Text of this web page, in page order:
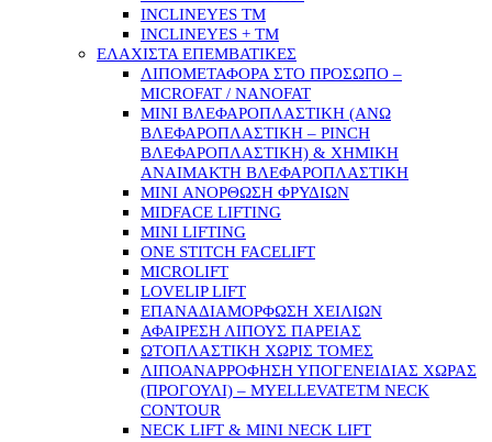
INCLINEYES TM
INCLINEYES + TM
ΕΛΑΧΙΣΤΑ ΕΠΕΜΒΑΤΙΚΕΣ
ΛΙΠΟΜΕΤΑΦΟΡΑ ΣΤΟ ΠΡΟΣΩΠΟ –
MICROFAT / NANOFAT
MINI ΒΛΕΦΑΡΟΠΛΑΣΤΙΚΗ (ΑΝΩ
ΒΛΕΦΑΡΟΠΛΑΣΤΙΚΗ – PINCH
ΒΛΕΦΑΡΟΠΛΑΣΤΙΚΗ) & ΧΗΜΙΚΗ
ΑΝΑΙΜΑΚΤΗ ΒΛΕΦΑΡΟΠΛΑΣΤΙΚΗ
MINI ΑΝΟΡΘΩΣΗ ΦΡΥΔΙΩΝ
MIDFACE LIFTING
MINI LIFTING
ONE STITCH FACELIFT
MICROLIFT
LOVELIP LIFT
ΕΠΑΝΑΔΙΑΜΟΡΦΩΣΗ ΧΕΙΛΙΩΝ
ΑΦΑΙΡΕΣΗ ΛΙΠΟΥΣ ΠΑΡΕΙΑΣ
ΩΤΟΠΛΑΣΤΙΚΗ ΧΩΡΙΣ ΤΟΜΕΣ
ΛΙΠΟΑΝΑΡΡΟΦΗΣΗ ΥΠΟΓΕΝΕΙΔΙΑΣ ΧΩΡΑΣ
(ΠΡΟΓΟΥΛΙ) – MYELLEVATETM NECK
CONTOUR
NECK LIFT & MINI NECK LIFT